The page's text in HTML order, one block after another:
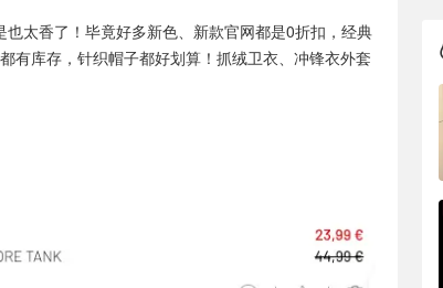
也太香了！毕竟好多新色、新款官网都是0折扣，经典
有库存，针织帽子都好划算！抓绒卫衣、冲锋衣外套